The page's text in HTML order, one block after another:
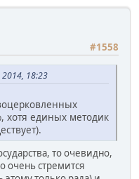
#1558
18:23
хотя единых методик
то очевидно,
очень стремится